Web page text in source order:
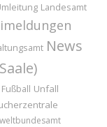
Landesamt
News
Fußball Unfall